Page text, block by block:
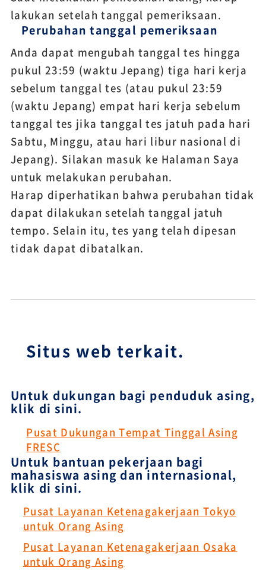
lakukan setelah tanggal pemeriksaan.
Perubahan tanggal pemeriksaan
Anda dapat mengubah tanggal tes hingga
pukul 23:59 (waktu Jepang) tiga hari kerja
sebelum tanggal tes (atau pukul 23:59
(waktu Jepang) empat hari kerja sebelum
tanggal tes jika tanggal tes jatuh pada hari
Sabtu, Minggu, atau hari libur nasional di
Jepang). Silakan masuk ke Halaman Saya
untuk melakukan perubahan.
Harap diperhatikan bahwa perubahan tidak
dapat dilakukan setelah tanggal jatuh
tempo. Selain itu, tes yang telah dipesan
tidak dapat dibatalkan.
Situs web terkait.
Untuk dukungan bagi penduduk asing,
klik di sini.
Pusat Dukungan Tempat Tinggal Asing
FRESC
Untuk bantuan pekerjaan bagi
mahasiswa asing dan internasional,
klik di sini.
Pusat Layanan Ketenagakerjaan Tokyo
untuk Orang Asing
Pusat Layanan Ketenagakerjaan Osaka
untuk Orang Asing